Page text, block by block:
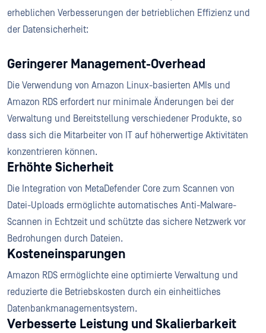
erheblichen Verbesserungen der betrieblichen Effizienz und
der Datensicherheit:
Geringerer Management-Overhead
Die Verwendung von Amazon Linux-basierten AMIs und
Amazon RDS erfordert nur minimale Änderungen bei der
Verwaltung und Bereitstellung verschiedener Produkte, so
dass sich die Mitarbeiter von IT auf höherwertige Aktivitäten
konzentrieren können.
Erhöhte Sicherheit
Die Integration von MetaDefender Core zum Scannen von
Datei-Uploads ermöglichte automatisches Anti-Malware-
Scannen in Echtzeit und schützte das sichere Netzwerk vor
Bedrohungen durch Dateien.
Kosteneinsparungen
Amazon RDS ermöglichte eine optimierte Verwaltung und
reduzierte die Betriebskosten durch ein einheitliches
Datenbankmanagementsystem.
Verbesserte Leistung und Skalierbarkeit